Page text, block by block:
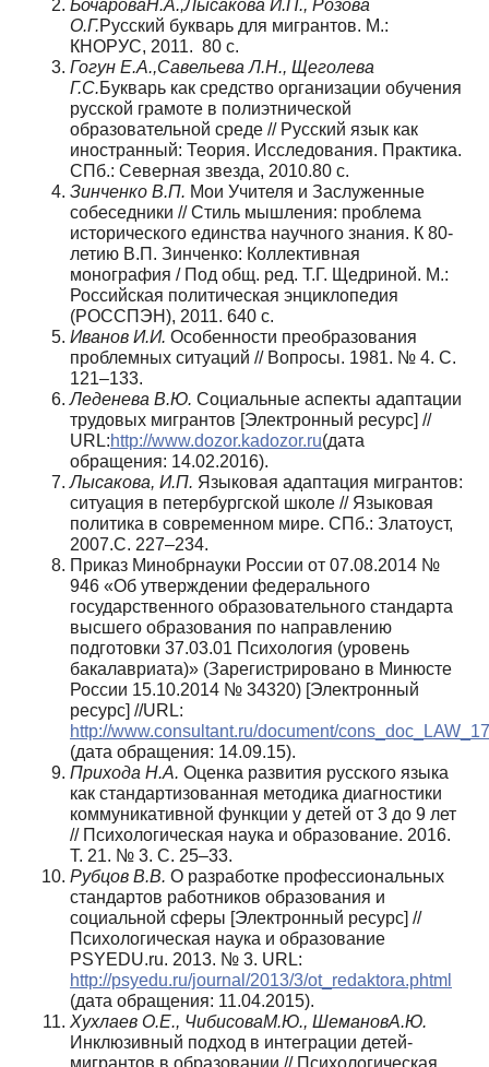
БочароваН.А.,Лысакова И.П., Розова
О.Г.Русский букварь для мигрантов. М.:
КНОРУС, 2011. 80 с.
Гогун Е.А.,Савельева Л.Н., Щеголева
Г.С.Букварь как средство организации обучения
русской грамоте в полиэтнической
образовательной среде // Русский язык как
иностранный: Теория. Исследования. Практика.
СПб.: Северная звезда, 2010.80 с.
Зинченко В.П. Мои Учителя и Заслуженные
собеседники // Стиль мышления: проблема
исторического единства научного знания. К 80-
летию В.П. Зинченко: Коллективная
монография / Под общ. ред. Т.Г. Щедриной. М.:
Российская политическая энциклопедия
(РОССПЭН), 2011. 640 с.
Иванов И.И. Особенности преобразования
проблемных ситуаций // Вопросы. 1981. № 4. С.
121–133.
Леденева В.Ю. Социальные аспекты адаптации
трудовых мигрантов [Электронный ресурс] //
URL:http://www.dozor.kadozor.ru(дата
обращения: 14.02.2016).
Лысакова, И.П. Языковая адаптация мигрантов:
ситуация в петербургской школе // Языковая
политика в современном мире. СПб.: Златоуст,
2007.С. 227–234.
Приказ Минобрнауки России от 07.08.2014 №
946 «Об утверждении федерального
государственного образовательного стандарта
высшего образования по направлению
подготовки 37.03.01 Психология (уровень
бакалавриата)» (Зарегистрировано в Минюсте
России 15.10.2014 № 34320) [Электронный
ресурс] //URL:
http://www.consultant.ru/document/
(дата обращения: 14.09.15).
Прихода Н.А. Оценка развития русского языка
как стандартизованная методика диагностики
коммуникативной функции у детей от 3 до 9 лет
// Психологическая наука и образование. 2016.
Т. 21. № 3. C. 25–33.
Рубцов В.В. О разработке профессиональных
стандартов работников образования и
социальной сферы [Электронный ресурс] //
Психологическая наука и образование
PSYEDU.ru. 2013. № 3. URL:
http://psyedu.ru/journal/2013/3/ot_redaktora.phtml
(дата обращения: 11.04.2015).
Хухлаев О.Е., ЧибисоваМ.Ю., ШемановА.Ю.
Инклюзивный подход в интеграции детей-
мигрантов в образовании // Психологическая